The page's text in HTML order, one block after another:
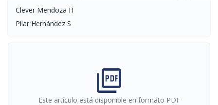
Clever Mendoza H
Pilar Hernández S
picture_as_pdf
Este artículo está disponible en formato PDF